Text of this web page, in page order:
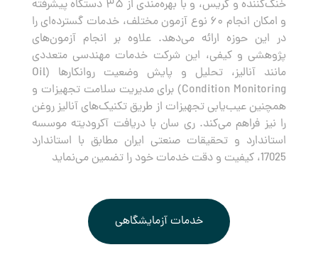
خنک‌کننده و گریس، و با بهره‌مندی از ۳۵ دستگاه پیشرفته
و امکان انجام ۶۰ نوع آزمون مختلف، خدمات گسترده‌ای را
در این حوزه ارائه می‌دهد. علاوه بر انجام آزمون‌های
پژوهشی و کیفی، این شرکت خدمات مهندسی متعددی
مانند آنالیز، تحلیل و پایش وضعیت روانکارها (Oil
Condition Monitoring) برای مدیریت سلامت تجهیزات و
همچنین عیب‌یابی تجهیزات از طریق تکنیک‌های آنالیز روغن
را نیز فراهم می‌کند. ری سان با دریافت آکرودیته موسسه
استاندارد و تحقیقات صنعتی ایران مطابق با استاندارد
17025، کیفیت و دقت خدمات خود را تضمین می‌نماید
خدمات آزمایشگاهی